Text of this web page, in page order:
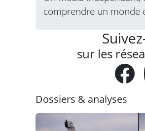
comprendre un monde
sur les
Dossiers & analyses